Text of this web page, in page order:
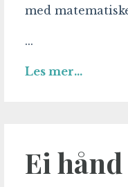
med
...
Les mer...
Ei